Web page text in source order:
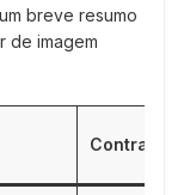
breve resumo
de imagem
Contras